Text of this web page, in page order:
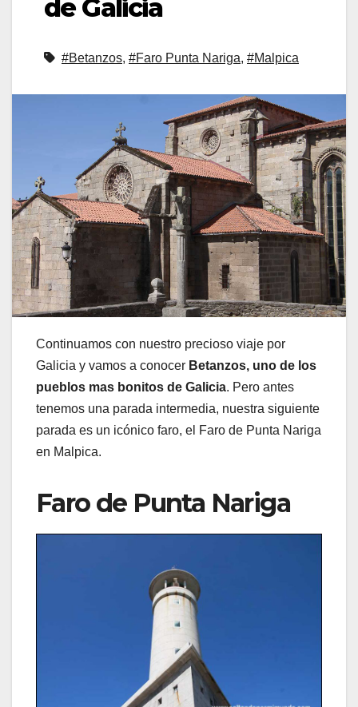
de Galicia
#Betanzos, #Faro Punta Nariga, #Malpica
Continuamos con nuestro precioso viaje por
Galicia y vamos a conocer Betanzos, uno de los
pueblos mas bonitos de Galicia. Pero antes
tenemos una parada intermedia, nuestra siguiente
parada es un icónico faro, el Faro de Punta Nariga
en Malpica.
Faro de Punta Nariga